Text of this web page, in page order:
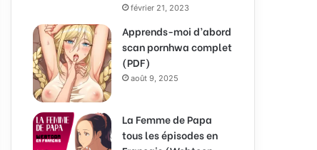
février 21, 2023
Apprends-moi d’abord
scan pornhwa complet
(PDF)
août 9, 2025
La Femme de Papa
tous les épisodes en